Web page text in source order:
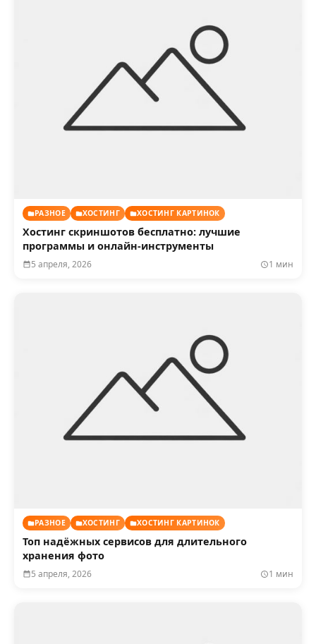
РАЗНОЕ ХОСТИНГ ХОСТИНГ КАРТИНОК
Хостинг скриншотов бесплатно: лучшие
программы и онлайн-инструменты
5 апреля, 2026 1 мин
РАЗНОЕ ХОСТИНГ ХОСТИНГ КАРТИНОК
Топ надёжных сервисов для длительного
хранения фото
5 апреля, 2026 1 мин